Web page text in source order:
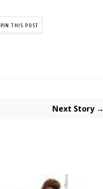
PIN THIS POST
Next Story →